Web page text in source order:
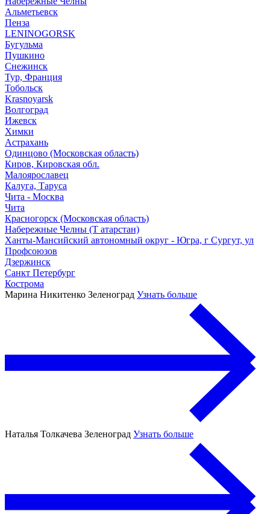
Альметьевск
Пенза
LENINOGORSK
Бугульма
Пушкино
Снежинск
Тур, Франция
Тобольск
Krasnoyarsk
Волгоград
Ижевск
Химки
Астрахань
Одинцово (Московская область)
Киров, Кировская обл.
Малоярославец
Калуга, Таруса
Чита - Москва
Чита
Красногорск (Московская область)
Набережные Челны (Т атарстан)
Ханты-Мансийский автономный округ - Югра, г Сургут, ул
Профсоюзов
Дзержинск
Санкт Петербург
Кострома
Марина Никитенко Зеленоград Узнать больше
Наталья Толкачева Зеленоград Узнать больше